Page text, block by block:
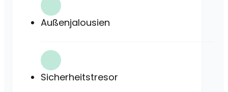
Außenjalousien
Sicherheitstresor